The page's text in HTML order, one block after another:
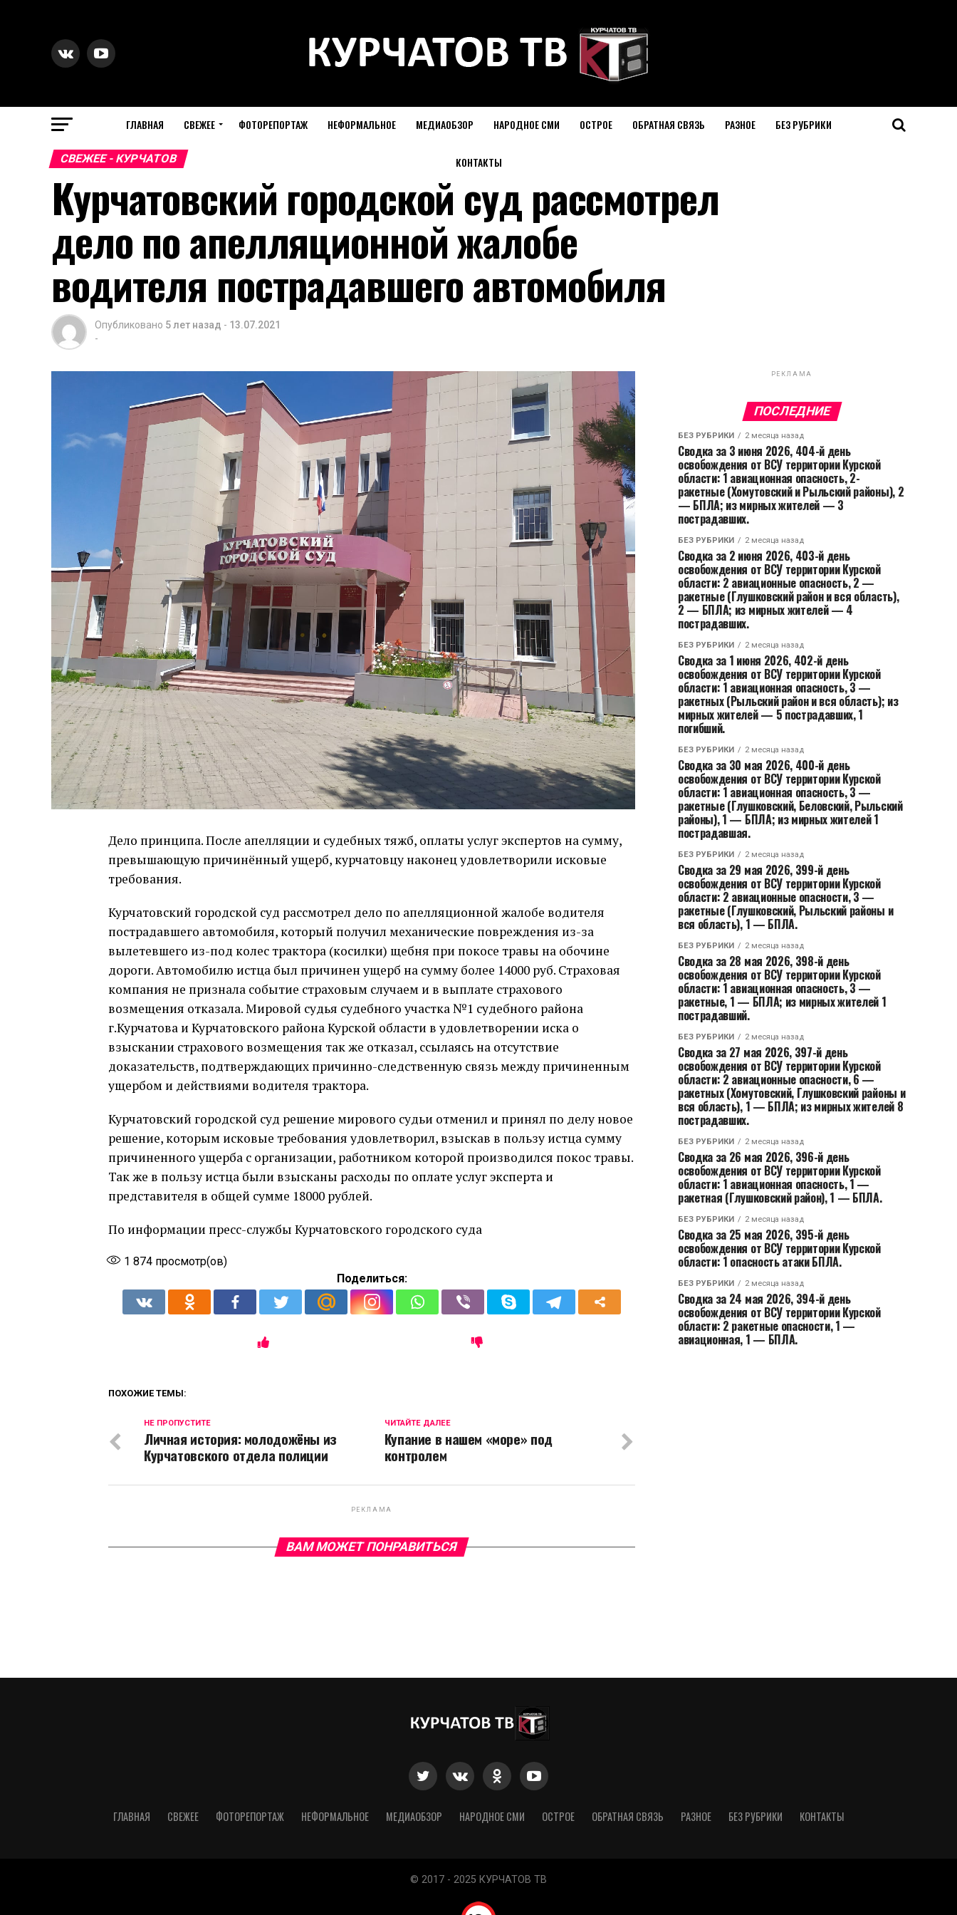
ГЛАВНАЯ СВЕЖЕЕ ФОТОРЕПОРТАЖ НЕФОРМАЛЬНОЕ МЕДИАОБЗОР НАРОДНОЕ СМИ ОСТРОЕ ОБРАТНАЯ СВЯЗЬ РАЗНОЕ БЕЗ РУБРИКИ
КОНТАКТЫ
СВЕЖЕЕ - КУРЧАТОВ
Курчатовский городской суд рассмотрел
дело по апелляционной жалобе
водителя пострадавшего автомобиля
Опубликовано 5 лет назад - 13.07.2021
-
Дело принципа. После апелляции и судебных тяжб, оплаты услуг экспертов на сумму,
превышающую причинëнный ущерб, курчатовцу наконец удовлетворили исковые
требования.
Курчатовский городской суд рассмотрел дело по апелляционной жалобе водителя
пострадавшего автомобиля, который получил механические повреждения из-за
вылетевшего из-под колес трактора (косилки) щебня при покосе травы на обочине
дороги. Автомобилю истца был причинен ущерб на сумму более 14000 руб. Страховая
компания не признала событие страховым случаем и в выплате страхового
возмещения отказала. Мировой судья судебного участка №1 судебного района
г.Курчатова и Курчатовского района Курской области в удовлетворении иска о
взыскании страхового возмещения так же отказал, ссылаясь на отсутствие
доказательств, подтверждающих причинно-следственную связь между причиненным
ущербом и действиями водителя трактора.
Курчатовский городской суд решение мирового судьи отменил и принял по делу новое
решение, которым исковые требования удовлетворил, взыскав в пользу истца сумму
причиненного ущерба с организации, работником которой производился покос травы.
Так же в пользу истца были взысканы расходы по оплате услуг эксперта и
представителя в общей сумме 18000 рублей.
По информации пресс-службы Курчатовского городского суда
1 874 просмотр(ов)
Поделиться:
ПОХОЖИЕ ТЕМЫ:
ЧИТАЙТЕ ДАЛЕЕ
Купание в нашем «море» под
контролем
НЕ ПРОПУСТИТЕ
Личная история: молодожëны из
Курчатовского отдела полиции
РЕКЛАМА
ВАМ МОЖЕТ ПОНРАВИТЬСЯ
РЕКЛАМА
ПОСЛЕДНИЕ
БЕЗ РУБРИКИ 2 месяца назад
Сводка за 3 июня 2026, 404-й день
освобождения от ВСУ территории Курской
области: 1 авиационная опасность, 2-
ракетные (Хомутовский и Рыльский районы), 2
— БПЛА; из мирных жителей — 3
пострадавших.
БЕЗ РУБРИКИ 2 месяца назад
Сводка за 2 июня 2026, 403-й день
освобождения от ВСУ территории Курской
области: 2 авиационные опасность, 2 —
ракетные (Глушковский район и вся область),
2 — БПЛА; из мирных жителей — 4
пострадавших.
БЕЗ РУБРИКИ 2 месяца назад
Сводка за 1 июня 2026, 402-й день
освобождения от ВСУ территории Курской
области: 1 авиационная опасность, 3 —
ракетных (Рыльский район и вся область); из
мирных жителей — 5 пострадавших, 1
погибший.
БЕЗ РУБРИКИ 2 месяца назад
Сводка за 30 мая 2026, 400-й день
освобождения от ВСУ территории Курской
области: 1 авиационная опасность, 3 —
ракетные (Глушковский, Беловский, Рыльский
районы), 1 — БПЛА; из мирных жителей 1
пострадавшая.
БЕЗ РУБРИКИ 2 месяца назад
Сводка за 29 мая 2026, 399-й день
освобождения от ВСУ территории Курской
области: 2 авиационные опасности, 3 —
ракетные (Глушковский, Рыльский районы и
вся область), 1 — БПЛА.
БЕЗ РУБРИКИ 2 месяца назад
Сводка за 28 мая 2026, 398-й день
освобождения от ВСУ территории Курской
области: 1 авиационная опасность, 3 —
ракетные, 1 — БПЛА; из мирных жителей 1
пострадавший.
БЕЗ РУБРИКИ 2 месяца назад
Сводка за 27 мая 2026, 397-й день
освобождения от ВСУ территории Курской
области: 2 авиационные опасности, 6 —
ракетных (Хомутовский, Глушковский районы и
вся область), 1 — БПЛА; из мирных жителей 8
пострадавших.
БЕЗ РУБРИКИ 2 месяца назад
Сводка за 26 мая 2026, 396-й день
освобождения от ВСУ территории Курской
области: 1 авиационная опасность, 1 —
ракетная (Глушковский район), 1 — БПЛА.
БЕЗ РУБРИКИ 2 месяца назад
Сводка за 25 мая 2026, 395-й день
освобождения от ВСУ территории Курской
области: 1 опасность атаки БПЛА.
БЕЗ РУБРИКИ 2 месяца назад
Сводка за 24 мая 2026, 394-й день
освобождения от ВСУ территории Курской
области: 2 ракетные опасности, 1 —
авиационная, 1 — БПЛА.
ГЛАВНАЯ СВЕЖЕЕ ФОТОРЕПОРТАЖ НЕФОРМАЛЬНОЕ МЕДИАОБЗОР НАРОДНОЕ СМИ ОСТРОЕ ОБРАТНАЯ СВЯЗЬ РАЗНОЕ БЕЗ РУБРИКИ КОНТАКТЫ
© 2017 - 2025 КУРЧАТОВ ТВ